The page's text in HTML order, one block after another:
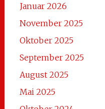
Januar 2026
November 2025
Oktober 2025
September 2025
August 2025
Mai 2025